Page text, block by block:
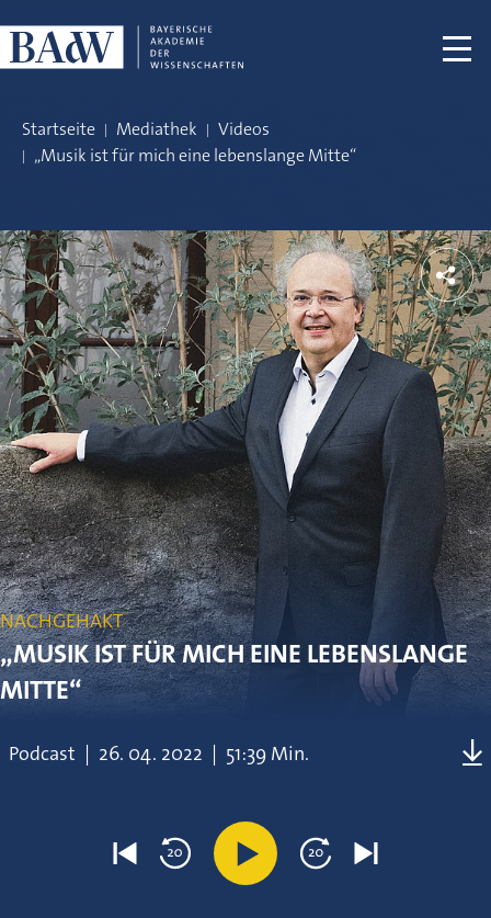
Startseite Mediathek
Videos
„Musik ist für mich eine lebenslange Mitte“
NACHGEHAKT
„MUSIK IST FÜR MICH EINE LEBENSLANGE
MITTE“
Podcast | 26. 04. 2022 | 51:39 Min.